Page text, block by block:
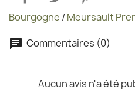
Bourgogne /Meursault
Commentaires (0)
Aucun avis n'a été